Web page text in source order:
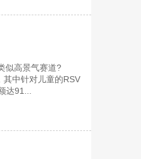
似高景气赛道?
其中针对儿童的RSV
达91...